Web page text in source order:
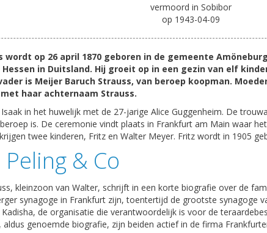
vermoord in Sobibor
op 1943-04-09
wordt op 26 april 1870 geboren in de gemeente
in Duitsland. Hij groeit op in een gezin van elf
is Meijer Baruch Strauss, van beroep koopman.
haar achternaam Strauss.
in het huwelijk met de 27-jarige Alice Guggenheim. De
is. De ceremonie vindt plaats in Frankfurt am Main waar
twee kinderen, Fritz en Walter Meyer. Fritz wordt in 1905
& Co
kleinzoon van Walter, schrijft in een korte biografie over de
synagoge in Frankfurt zijn, toentertijd de grootste synagoge
de organisatie die verantwoordelijk is voor de
aldus genoemde biografie, zijn beiden actief in de firma